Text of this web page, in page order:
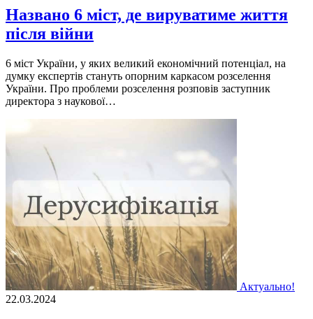
Названо 6 міст, де вируватиме життя
після війни
6 міст України, у яких великий економічний потенціал, на
думку експертів стануть опорним каркасом розселення
України. Про проблеми розселення розповів заступник
директора з наукової…
Актуально!
22.03.2024